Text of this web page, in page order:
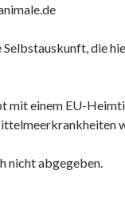
Selbstauskunft, die
einem EU-
nicht abgegeben.